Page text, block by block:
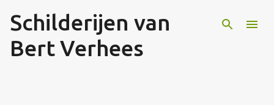
Doorgaan naar hoofdcontent
Schilderijen van
Bert Verhees